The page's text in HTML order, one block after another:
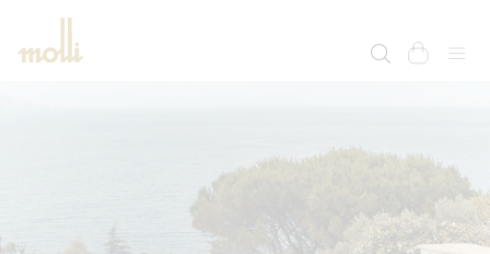
PASSER
CONTENU
panier